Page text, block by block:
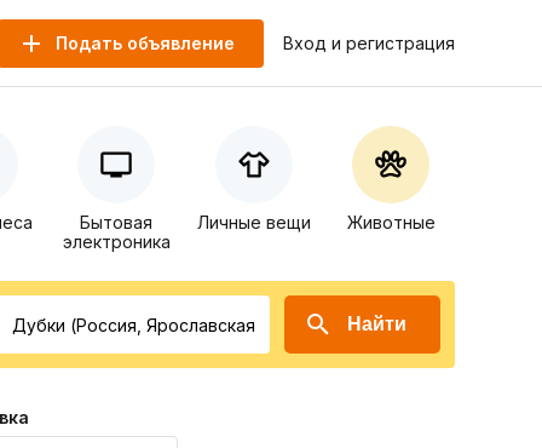
Подать объявление Вход и регистрация
Бытовая
электроника
Личные вещи Животные
Найти